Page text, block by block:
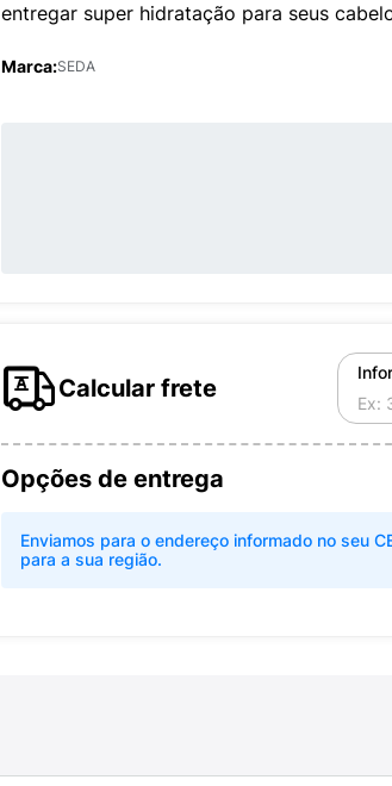
entregar super hidratação para seus
Marca:SEDA
Calcular frete
Opções de entrega
Enviamos para o endereço informado no seu
para a sua região.